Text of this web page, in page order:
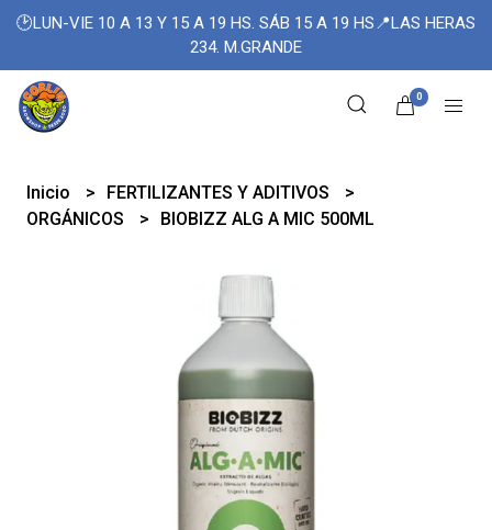
🕑LUN-VIE 10 A 13 Y 15 A 19 HS. SÁB 15 A 19 HS📍LAS HERAS
234. M.GRANDE
0
Inicio
FERTILIZANTES Y ADITIVOS
ORGÁNICOS
BIOBIZZ ALG A MIC 500ML